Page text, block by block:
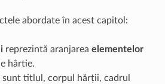
abordate în acest capitol:
reprezintă aranjarea elementelor
hârtie.
sunt titlul, corpul hărții, cadrul